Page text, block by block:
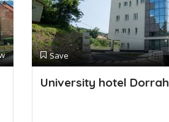
Save
University hotel Dorrah